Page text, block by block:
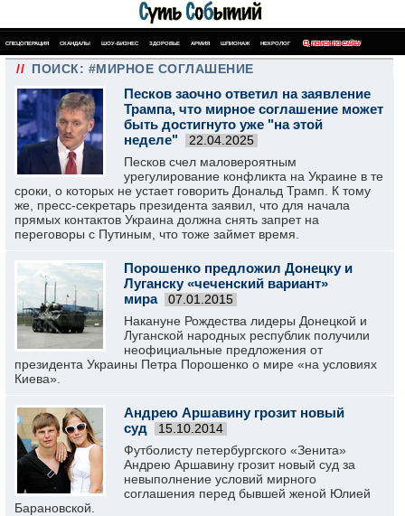
СПЕЦОПЕРАЦИЯ СКАНДАЛЫ ШОУ-БИЗНЕС ЗДОРОВЬЕ АРМИЯ ШПИОНАЖ НЕКРОЛОГ ПОИСК ПО САЙТУ
// ПОИСК: #МИРНОЕ СОГЛАШЕНИЕ
Песков заочно ответил на заявление
Трампа, что мирное соглашение может
быть достигнуто уже "на этой
неделе"
22.04.2025
Песков счел маловероятным
урегулирование конфликта на Украине в те
сроки, о которых не устает говорить Дональд Трамп. К тому
же, пресс-секретарь президента заявил, что для начала
прямых контактов Украина должна снять запрет на
переговоры с Путиным, что тоже займет время.
Порошенко предложил Донецку и
Луганску «чеченский вариант»
мира
07.01.2015
Накануне Рождества лидеры Донецкой и
Луганской народных республик получили
неофициальные предложения от
президента Украины Петра Порошенко о мире «на условиях
Киева».
Андрею Аршавину грозит новый
суд
15.10.2014
Футболисту петербургского «Зенита»
Андрею Аршавину грозит новый суд за
невыполнение условий мирного
соглашения перед бывшей женой Юлией
Барановской.